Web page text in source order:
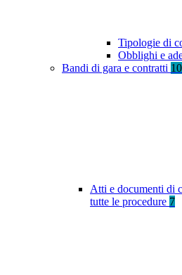
Tipologie di
Obblighi e
Bandi di gara e contratti
Atti e documenti di
tutte le procedure 7